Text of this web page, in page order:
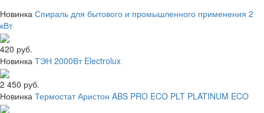
Новинка Спираль для бытового и промышленного применения 2
кВт
420 руб.
Новинка ТЭН 2000Вт Electrolux
2 450 руб.
Новинка Термостат Аристон ABS PRO ECO PLT PLATINUM ECO